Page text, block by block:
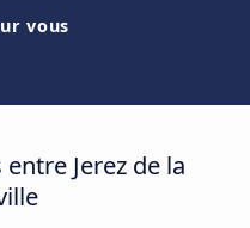
vous
Jerez de la